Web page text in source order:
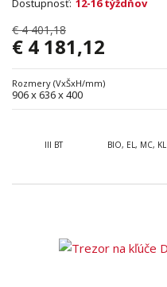
Dostupnosť: 12-16 týždňov
€ 4 401,18
€ 4 181,12
Rozmery (VxŠxH/mm)
906 x 636 x 400
III BT BIO, EL, MC, KL